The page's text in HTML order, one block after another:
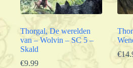
Thorgal, De werelden
van – Wolvin – SC 5 –
Skald
€9.99
€